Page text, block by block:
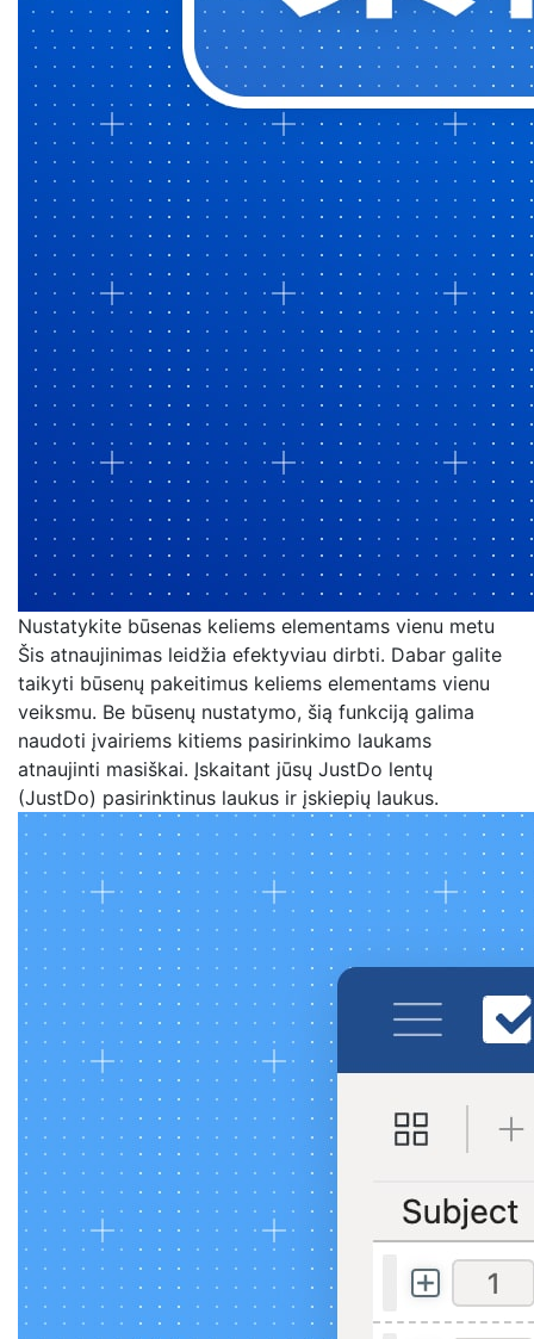
Nustatykite būsenas keliems elementams vienu metu
Šis atnaujinimas leidžia efektyviau dirbti. Dabar galite
taikyti būsenų pakeitimus keliems elementams vienu
veiksmu. Be būsenų nustatymo, šią funkciją galima
naudoti įvairiems kitiems pasirinkimo laukams
atnaujinti masiškai. Įskaitant jūsų JustDo lentų
(JustDo) pasirinktinus laukus ir įskiepių laukus.